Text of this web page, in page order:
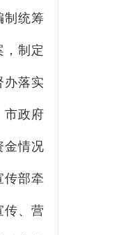
制统筹
，制定
办落实
市政府
金情况
传部牵
传、营